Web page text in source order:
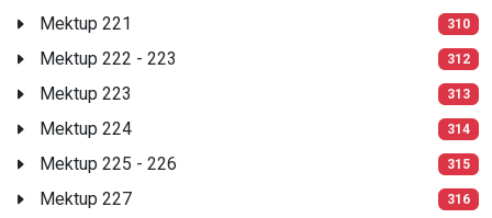
Mektup 221 310
Mektup 222 - 223 312
Mektup 223 313
Mektup 224 314
Mektup 225 - 226 315
Mektup 227 316